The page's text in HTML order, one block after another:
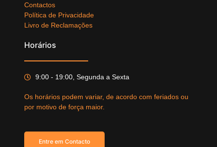
Contactos
Política de Privacidade
Livro de Reclamações
Horários
9:00 - 19:00, Segunda a Sexta
Os horários podem variar, de acordo com feriados ou
por motivo de força maior.
Entre em Contacto